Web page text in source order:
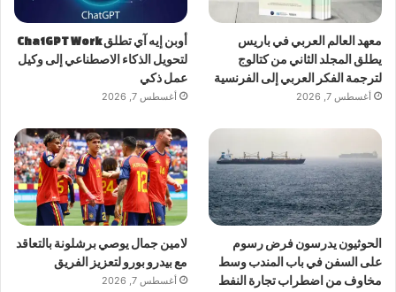
معهد العالم العربي في باريس
يطلق المجلد الثاني من كتالوج
لترجمة الفكر العربي إلى الفرنسية
أغسطس 7, 2026
أوبن إيه آي تطلق ChatGPT Work
لتحويل الذكاء الاصطناعي إلى وكيل
عمل ذكي
أغسطس 7, 2026
الحوثيون يدرسون فرض رسوم
على السفن في باب المندب وسط
مخاوف من اضطراب تجارة النفط
لامين جمال يوصي برشلونة بالتعاقد
مع بيدرو بورو لتعزيز الفريق
أغسطس 7, 2026